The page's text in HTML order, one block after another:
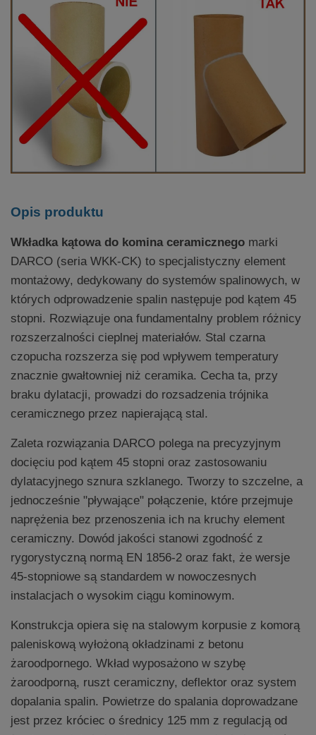
Opis produktu
Wkładka kątowa do komina ceramicznego marki
DARCO (seria WKK-CK) to specjalistyczny element
montażowy, dedykowany do systemów spalinowych, w
których odprowadzenie spalin następuje pod kątem 45
stopni. Rozwiązuje ona fundamentalny problem różnicy
rozszerzalności cieplnej materiałów. Stal czarna
czopucha rozszerza się pod wpływem temperatury
znacznie gwałtowniej niż ceramika. Cecha ta, przy
braku dylatacji, prowadzi do rozsadzenia trójnika
ceramicznego przez napierającą stal.
Zaleta rozwiązania DARCO polega na precyzyjnym
docięciu pod kątem 45 stopni oraz zastosowaniu
dylatacyjnego sznura szklanego. Tworzy to szczelne, a
jednocześnie "pływające" połączenie, które przejmuje
naprężenia bez przenoszenia ich na kruchy element
ceramiczny. Dowód jakości stanowi zgodność z
rygorystyczną normą EN 1856-2 oraz fakt, że wersje
45-stopniowe są standardem w nowoczesnych
instalacjach o wysokim ciągu kominowym.
Konstrukcja opiera się na stalowym korpusie z komorą
paleniskową wyłożoną okładzinami z betonu
żaroodpornego. Wkład wyposażono w szybę
żaroodporną, ruszt ceramiczny, deflektor oraz system
dopalania spalin. Powietrze do spalania doprowadzane
jest przez króciec o średnicy 125 mm z regulacją od